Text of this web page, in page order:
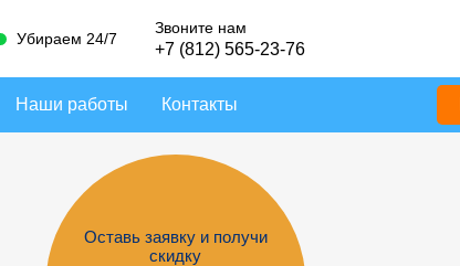
Убираем 24/7
Звоните нам
+7 (812) 565-23-76
Наши работы Контакты
Оставь заявку и получи
скидку